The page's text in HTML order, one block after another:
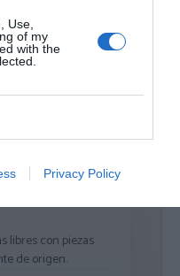
Use,
of my
with the
Privacy Policy
libres con piezas
de origen.